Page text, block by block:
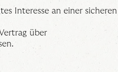
Interesse an einer sicheren
über